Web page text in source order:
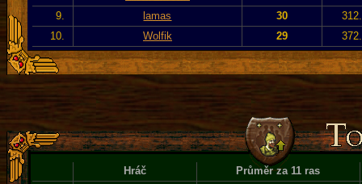
9.
lamas 30
10.
Wolfik 29
Hráč
Průměr za 11 ras